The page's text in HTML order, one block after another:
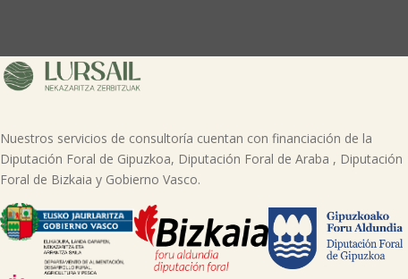
Nuestros servicios de consultoría cuentan con financiación de la
Diputación Foral de Gipuzkoa, Diputación Foral de Araba , Diputación
Foral de Bizkaia y Gobierno Vasco.